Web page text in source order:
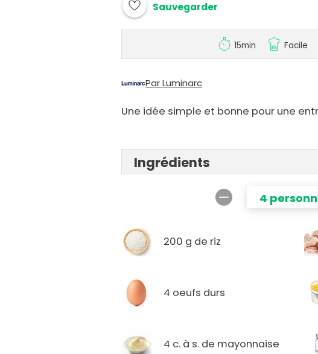
Sauvegarder
15min Facile
Par Luminarc
Une idée simple et bonne pour une
Ingrédients
4
200 g de riz
4 oeufs durs
4 c. à s. de mayonnaise